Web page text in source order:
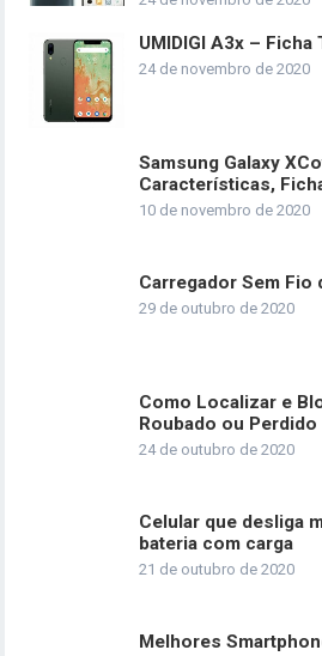
UMIDIGI A3x –
24 de novembro de 2020
Samsung Galaxy
Características,
10 de novembro de 2020
Carregador Sem Fio
29 de outubro de 2020
Como Localizar e
Roubado ou Perdido
24 de outubro de 2020
Celular que desliga
bateria com carga
21 de outubro de 2020
Melhores